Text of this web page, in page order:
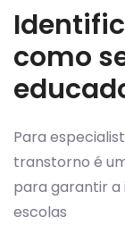
como
Para
transtorno é
para garantir a
escolas